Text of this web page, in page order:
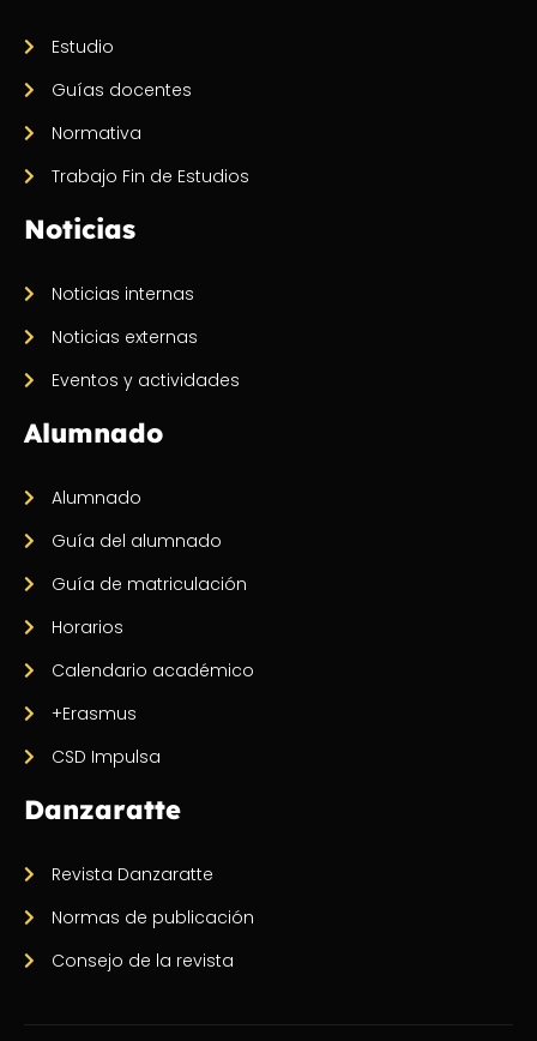
Estudio
Guías docentes
Normativa
Trabajo Fin de Estudios
Noticias
Noticias internas
Noticias externas
Eventos y actividades
Alumnado
Alumnado
Guía del alumnado
Guía de matriculación
Horarios
Calendario académico
+Erasmus
CSD Impulsa
Danzaratte
Revista Danzaratte
Normas de publicación
Consejo de la revista